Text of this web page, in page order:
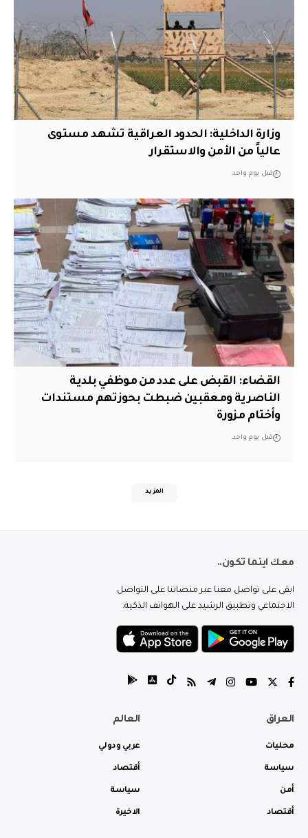
وزارة الداخلية: الحدود العراقية تشهد مستوى
عالياً من الأمن والاستقرار
قبل يوم واحد
القضاء: القبض على عدد من موظفي بلدية
الناصرية ومعقبين ضبطت بحوزتهم مستندات
وأختام مزورة
قبل يوم واحد
المزيد
معك اينما تكون..
ابقى على تواصل معنا عبر منصاتنا على التواصل
الاجتماعي وتطبيق الرشيد على الهواتف الذكية.
العراق
محليات
سياسة
أمن
أقتصاد
العالم
عربي ودولي
أقتصاد
سياسة
الاخيرة